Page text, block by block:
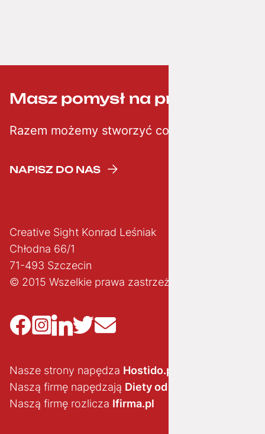
Masz pomysł na projekt? ;-)
Razem możemy stworzyć coś kreatywnego
NAPISZ DO NAS
Creative Sight Konrad Leśniak
Chłodna 66/1
71-493 Szczecin
© 2015 Wszelkie prawa zastrzeżone
Nasze strony napędza Hostido.pl
Naszą firmę napędzają Diety od brokuła
Naszą firmę rozlicza Ifirma.pl